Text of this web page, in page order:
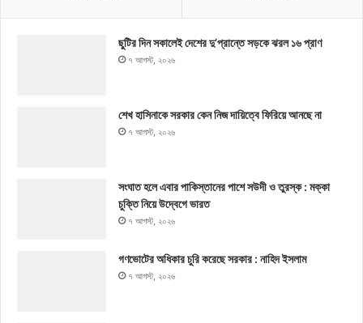
ছুটির দিন সকালেই দেশের দু’প্রান্তে সড়কে ঝরল ১৬ প্রাণ
৭ আগস্ট, ২০২৬
শেখ হাসিনাকে সরকার কেন নিজ দায়িত্বে ফিরিয়ে আনছে না
৭ আগস্ট, ২০২৬
সংঘাত হলে এবার পাকিস্তানের পাশে সউদী ও তুরস্ক : মক্কা
চুক্তি নিয়ে উদ্বেগে ভারত
৭ আগস্ট, ২০২৬
গণভোটের অধিকার চুরি করেছে সরকার : নাহিদ ইসলাম
৭ আগস্ট, ২০২৬